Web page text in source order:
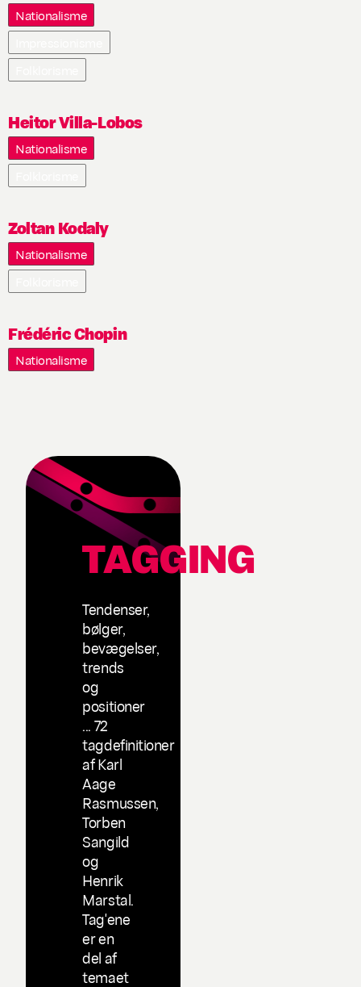
Nationalisme
Heitor Villa-Lobos
Nationalisme
Zoltan Kodaly
Nationalisme
Frédéric Chopin
Nationalisme
TAGGING
Tendenser,
bølger,
bevægelser,
trends
og
positioner
... 72
tagdefinitioner
af Karl
Aage
Rasmussen,
Torben
Sangild
og
Henrik
Marstal.
Tag'ene
er en
del af
temaet